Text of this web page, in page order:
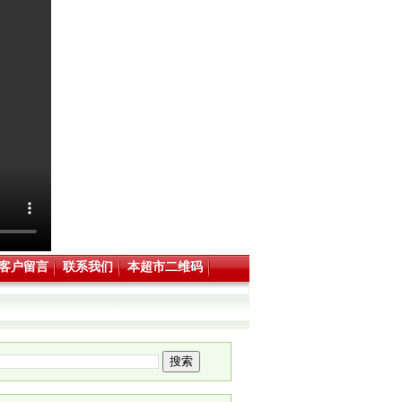
户留言 联系我们 本超市二维码